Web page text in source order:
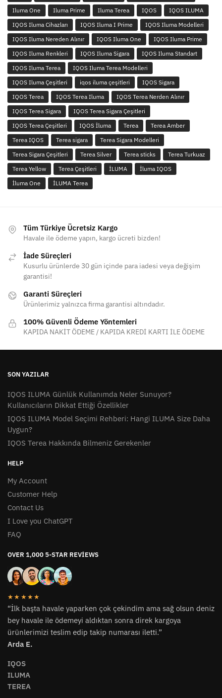
Iluma One
Iluma Prime Iluma Terea IQOS
IQOS ILUMA
IQOS Iluma Cihazları
IQOS Iluma I Prime
IQOS Iluma Modelleri
IQOS Iluma Nereden Alınır
IQOS Iluma One
IQOS Iluma Prime
IQOS Iluma Renkleri
IQOS Iluma Sigara
IQOS Iluma Standart
IQOS Iluma Terea
IQOS Iluma Terea Modelleri
IQOS Iluma Çeşitleri
iqos iluma çeşitleri
IQOS Sigara
IQOS Terea
IQOS Terea Iluma
IQOS Terea Nerden Alınır
IQOS Terea Sigara
IQOS Terea Sigara Çeşitleri
IQOS Terea Çeşitleri
IQOS İluma Terea
Terea Amber
Terea IQOS
Terea sigara
Terea Sigara Modelleri
Terea Sigara Çeşitleri
Terea Silver Terea sticks
Terea Turkuaz
Terea Yellow
Terea Çeşitleri İLUMA
İluma IQOS
İluma One
İLUMA Terea
Tüm Türkiye Ücretsiz Kargo
Havale ile ödeme yapın, kargo ücreti bizden!
İade Süreçleri
Kusurlu ürünlerde 30 gün içinde para iadesi veya değişim
garantisi!
Garanti Süreçleri
Ürünlerimiz yalnızca firma garantisi altındadır.
100% Güvenli Ödeme Yöntemleri
KAPIDA NAKİT ÖDEME / KAPIDA KREDİ KARTI İLE ÖDEME
SON YAZILAR
IQOS ILUMA Günlük Kullanımda Neler Sunuyor?
Kullanıcıların Dikkat Ettiği Özellikler
IQOS ILUMA Model Seçimi Rehberi: Hangi ILUMA Size Daha
Uygun?
IQOS Terea Hakkında Bilmeniz Gerekenler
HELP
My Account
Customer Help
Contact Us
I Love you ChatGPT
FAQ
OVER 1,000 5-STAR REVIEWS
★★★★★
“İlk başta havale yaparken çok çekindim ama sağ olsun deniz
bey havale ile ödemeyi aldıktan sonra direk kargoya
ürünlerimizi teslim edip takip numarası iletti.”
Arda E.
IQOS
ILUMA
TEREA